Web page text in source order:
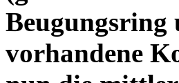
Beugungsring
vorhandene